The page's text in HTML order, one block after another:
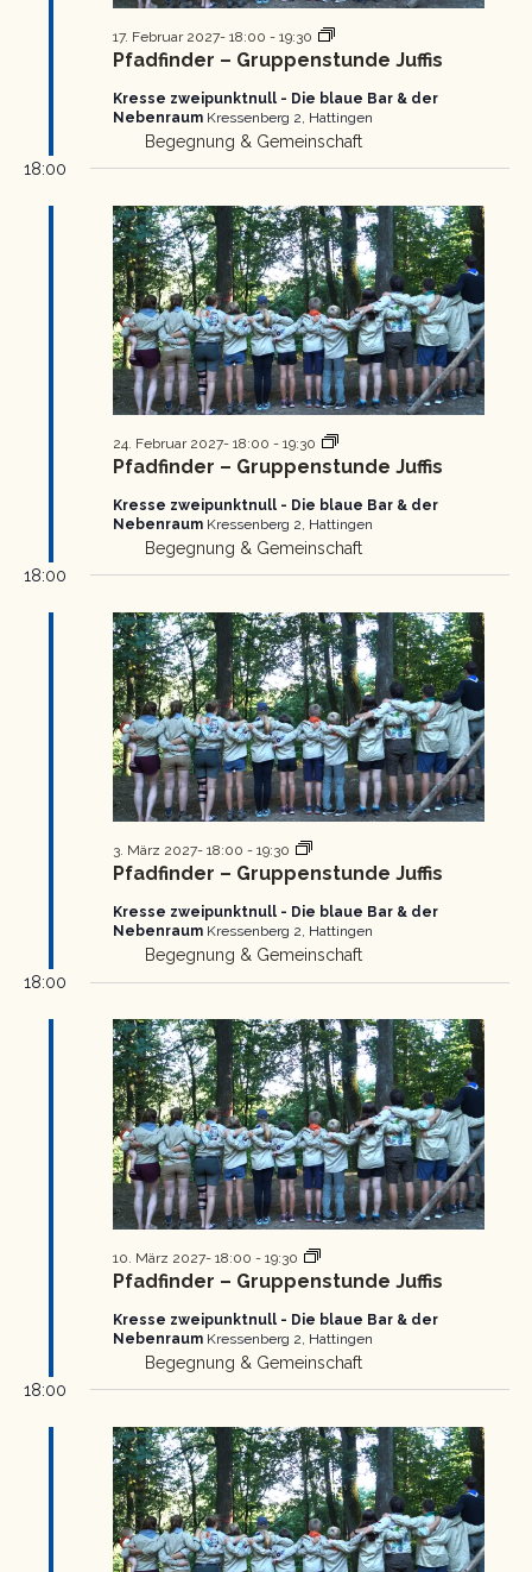
Pfadfinder – Gruppenstunde Juffis
17. Februar 2027- 18:00 - 19:30
Pfadfinder
Gruppenstunde
Kresse zweipunktnull - Die blaue Bar & der
Nebenraum Kressenberg 2, Hattingen
Begegnung & Gemeinschaft
18:00
Pfadfinder – Gruppenstunde Juffis
24. Februar 2027- 18:00 - 19:30
Pfadfinder
Gruppenstunde
Kresse zweipunktnull - Die blaue Bar & der
Nebenraum Kressenberg 2, Hattingen
Begegnung & Gemeinschaft
18:00
Pfadfinder – Gruppenstunde Juffis
3. März 2027- 18:00 - 19:30
Pfadfinder
Gruppenstunde
Kresse zweipunktnull - Die blaue Bar & der
Nebenraum Kressenberg 2, Hattingen
Begegnung & Gemeinschaft
18:00
Pfadfinder – Gruppenstunde Juffis
10. März 2027- 18:00 - 19:30
Pfadfinder
Gruppenstunde
Kresse zweipunktnull - Die blaue Bar & der
Nebenraum Kressenberg 2, Hattingen
Begegnung & Gemeinschaft
18:00